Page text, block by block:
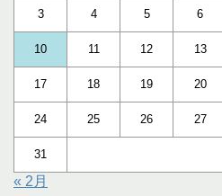
3 4 5 6
10 11 12 13
17 18 19 20
24 25 26 27
31
« 2月